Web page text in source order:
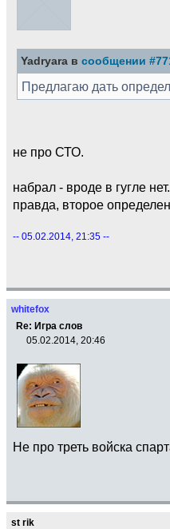
Yadryara в сообщении
Предлагаю дать
не про СТО.
набрал - вроде в гугле нет.
правда, второе
-- 05.02.2014, 21:35 --
whitefox
Re: Игра слов
05.02.2014, 20:46
Не про треть войска
st rik